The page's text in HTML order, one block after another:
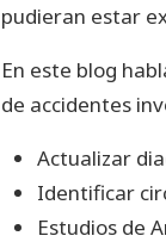
pudieran estar
En este blog
de accidentes
Actualizar
Identificar
Estudios de